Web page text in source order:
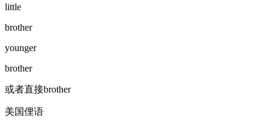
little
brother
younger
brother
或者直接brother
美国俚语